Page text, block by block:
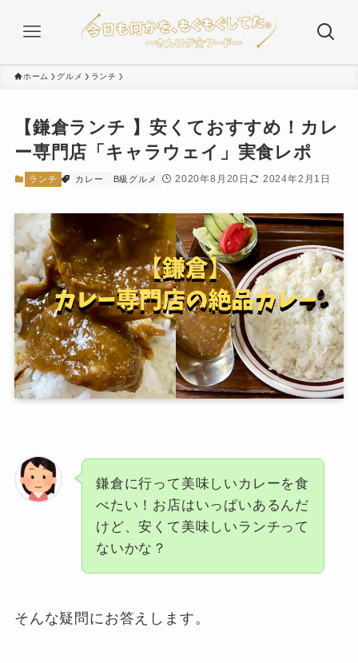
ホーム グルメ ランチ
【鎌倉ランチ 】安くておすすめ！カレ
ー専門店「キャラウェイ」実食レポ
ランチ カレー B級グルメ 2020年8月20日 2024年2月1日
鎌倉に行って美味しいカレーを食
べたい！お店はいっぱいあるんだ
けど、安くて美味しいランチって
ないかな？
そんな疑問にお答えします。